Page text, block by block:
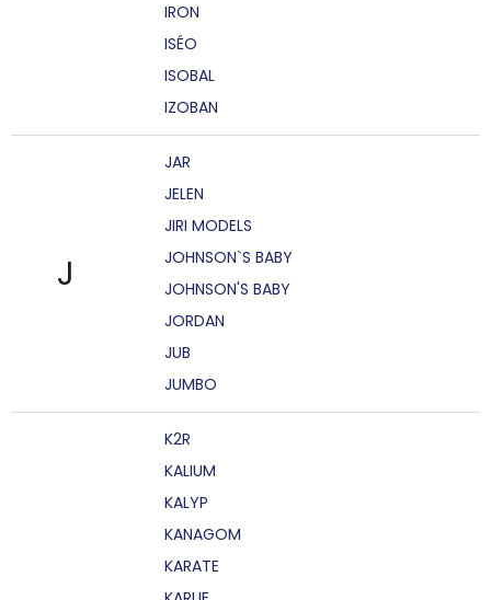
IRON
ISÉO
ISOBAL
IZOBAN
J
JAR
JELEN
JIRI MODELS
JOHNSON`S BABY
JOHNSON'S BABY
JORDAN
JUB
JUMBO
K2R
KALIUM
KALYP
KANAGOM
KARATE